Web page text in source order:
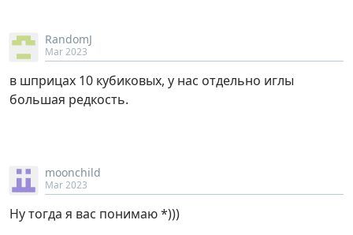
RandomJ
Mar 2023
в шприцах 10 кубиковых, у нас отдельно иглы
большая редкость.
moonchild
Mar 2023
Ну тогда я вас понимаю *)))